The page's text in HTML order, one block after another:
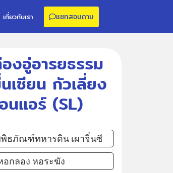
เกี่ยวกับเรา แชทสอบถาม
งอู่อารยธรรม
เซียน กัวเลี่ยง
นแอร์ (SL)
พิธภัณฑ์ทหารดิน เผาจิ๋นซี
กลอง หอระฆัง